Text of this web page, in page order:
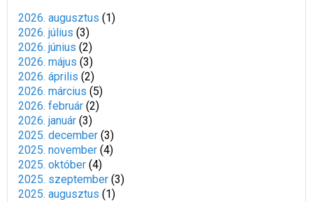
2026. augusztus (1)
2026. július (3)
2026. június (2)
2026. május (3)
2026. április (2)
2026. március (5)
2026. február (2)
2026. január (3)
2025. december (3)
2025. november (4)
2025. október (4)
2025. szeptember (3)
2025. augusztus (1)